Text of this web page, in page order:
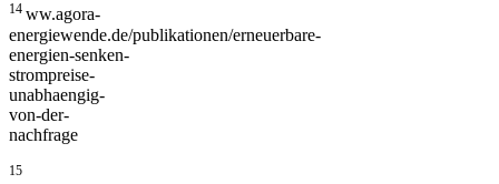
14 ww.agora-
energiewende.de/publikationen/erneuerbare-
energien-senken-
strompreise-
unabhaengig-
von-der-
nachfrage
15